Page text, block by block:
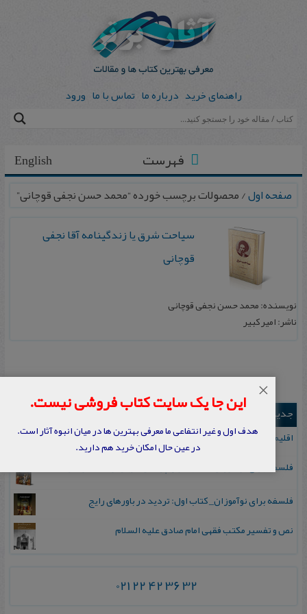
راهنمای خرید درباره ما تماس با ما ورود
English فهرست
صفحه اول/ محصولات برچسب خورده “محمد حسن نجفی قوچانی”
سیاحت شرق یا زندگینامه آقا نجفی
قوچانى
نویسنده: محمد حسن نجفی قوچانی
ناشر: امیر کبیر
جدیدترین ها
اقلیم مورخان؛ مهارت‌های تاریخ ورزی علمی
فلسفه برای نوآموزان_ کتاب دوم: پرسش درباره واقعیت و معرفت
فلسفه برای نوآموزان_ کتاب اول: تردید در باورهای رایج
نص و تفسیر مکتب فقهی امام صادق علیه السلام
021 22 42 36 32
این جا یک سایت کتاب فروشی نیست.
هدف اول و غیر انتفاعی ما معرفی بهترین ها در میان انبوه آثار است.
در عین حال امکان خرید هم دارید.
×